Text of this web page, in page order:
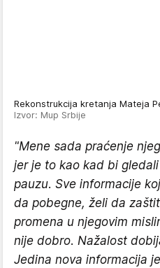
Rekonstrukcija kretanja Mateja
Izvor: Mup Srbije
"Mene sada praćenje
jer je to kao kad bi
pauzu. Sve informacije
da pobegne, želi da
promena u njegovim
nije dobro. Nažalost
Jedina nova informacija